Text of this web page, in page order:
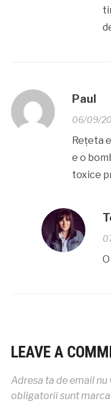
Paul
06/09/
Rețeta
e o
toxice
LEAVE A
Adresa ta de email nu
obligatorii sunt